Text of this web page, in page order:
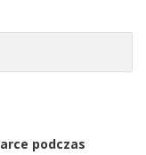
podczas